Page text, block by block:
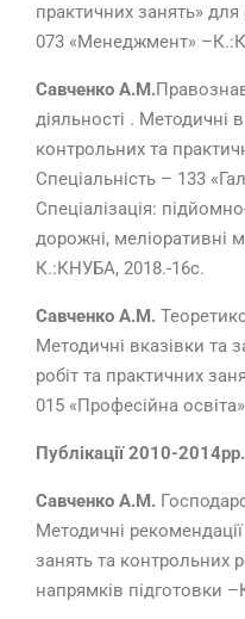
практичних занять» для
073 «Менеджмент»
Савченко А.М.
діяльності . Методичні
контрольних та
Спеціальність – 133
Спеціалізація:
дорожні,
К.:КНУБА, 2018.-16с.
Савченко А.М.
Методичні вказівки та
робіт та практичних
015 «Професійна
Публікації 2010-2014рр.
Савченко А.М.
Методичні
занять та контрольних
напрямків підготовки